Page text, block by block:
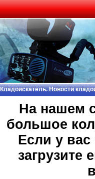
Кладоискатель. Новости
На нашем
большое
Если у